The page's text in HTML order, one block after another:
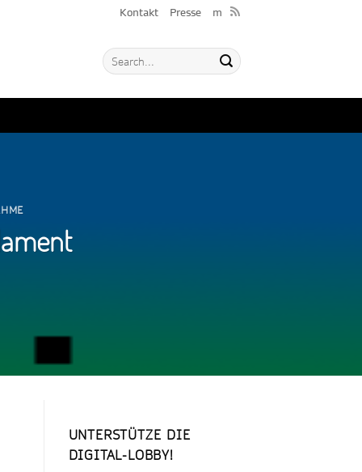
Kontakt Presse m
UNTERSTÜTZE DIE
DIGITAL-LOBBY!